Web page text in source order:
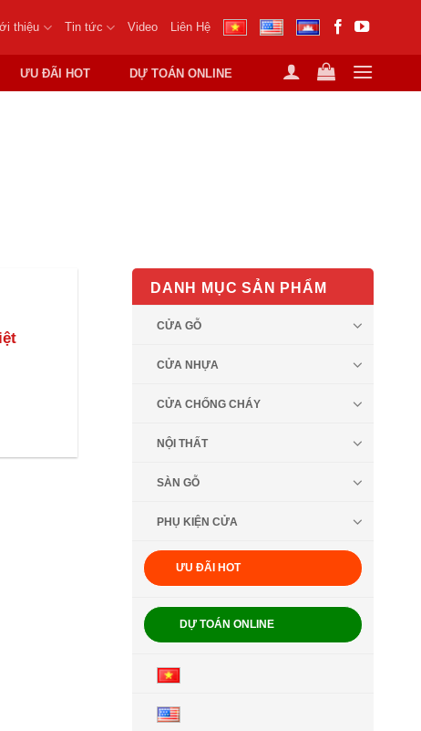
thiệu Tin tức Video Liên Hệ
ƯU ĐÃI HOT DỰ TOÁN ONLINE
DANH MỤC SẢN PHẨM
CỬA GỖ
CỬA NHỰA
CỬA CHỐNG CHÁY
NỘI THẤT
SÀN GỖ
PHỤ KIỆN CỬA
ƯU ĐÃI HOT
DỰ TOÁN ONLINE